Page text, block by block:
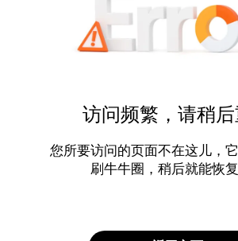
访问频繁，请稍
您所要访问的页面不在这儿，
刷牛牛圈，稍后就能恢